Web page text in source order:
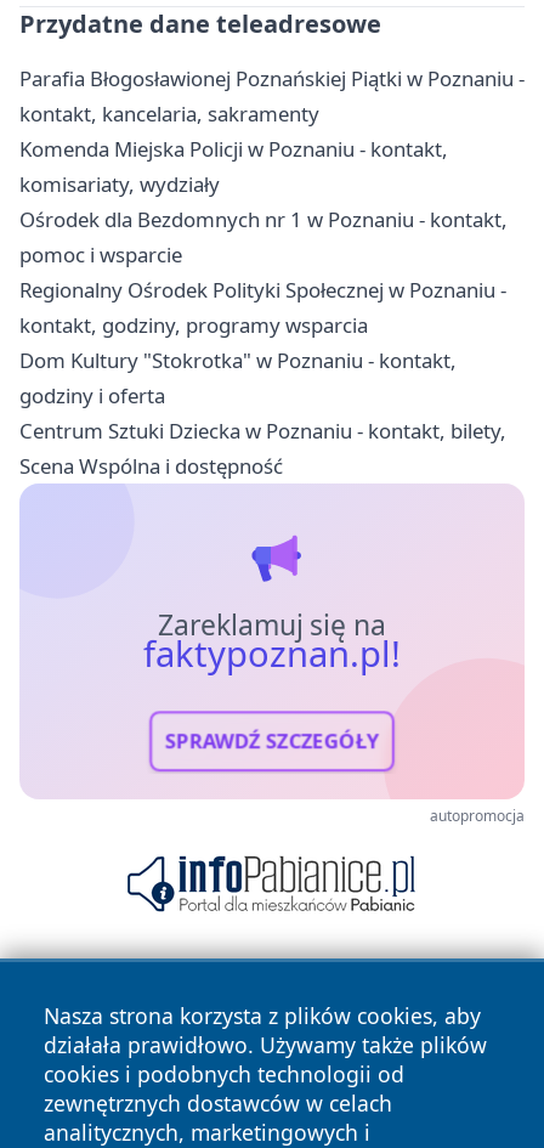
Przydatne dane teleadresowe
Parafia Błogosławionej Poznańskiej Piątki w Poznaniu -
kontakt, kancelaria, sakramenty
Komenda Miejska Policji w Poznaniu - kontakt,
komisariaty, wydziały
Ośrodek dla Bezdomnych nr 1 w Poznaniu - kontakt,
pomoc i wsparcie
Regionalny Ośrodek Polityki Społecznej w Poznaniu -
kontakt, godziny, programy wsparcia
Dom Kultury "Stokrotka" w Poznaniu - kontakt,
godziny i oferta
Centrum Sztuki Dziecka w Poznaniu - kontakt, bilety,
Scena Wspólna i dostępność
Zareklamuj się na
faktypoznan.pl!
SPRAWDŹ SZCZEGÓŁY
autopromocja
Nasza strona korzysta z plików cookies, aby
działała prawidłowo. Używamy także plików
cookies i podobnych technologii od
zewnętrznych dostawców w celach
analitycznych, marketingowych i
Copyright © 2026 faktypoznan.pl Wszystkie prawa
zastrzeżone.